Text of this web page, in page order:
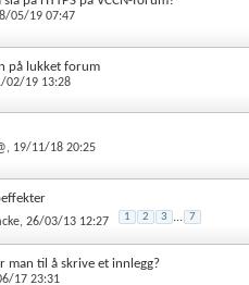
05/19 07:47
på lukket forum
02/19 13:28
, 19/11/18 20:25
, 26/03/13 12:27 1 2 3 ... 7
man til å skrive et innlegg?
17 23:31